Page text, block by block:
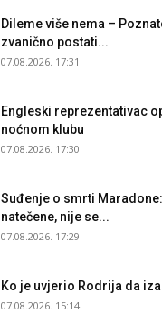
Dileme više nema –
zvanično postati...
07.08.2026. 17:31
Engleski reprezentativac
noćnom klubu
07.08.2026. 17:30
Suđenje o smrti
natečene, nije se...
07.08.2026. 17:29
Ko je uvjerio Rodrija da
07.08.2026. 15:14